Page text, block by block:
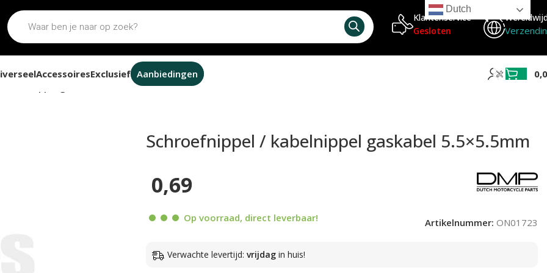
Klantenservice
Gesloten
AccessoiresExclusief Aanbiedingen
/ kabelnippel gaskabel 5.5×5.5mm
Schroefnippel / kabelnippel gaskabel 5.5×5.5mm
0,69
Op voorraad, direct leverbaar! Artikelnummer: ON01723
Verwachte levertijd: vrijdagin huis!
Dutch